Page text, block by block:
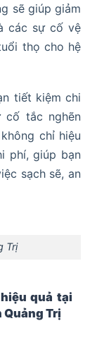
sẽ giúp giảm
các sự cố vệ
thọ cho hệ
tiết kiệm chi
tắc nghẽn
chỉ hiệu
phí, giúp bạn
sạch sẽ, an
Trị
quả tại
Quảng Trị